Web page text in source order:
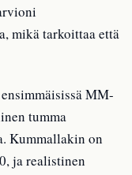
mikä tarkoittaa että
MM-
tumma
Kummallakin on
ja realistinen